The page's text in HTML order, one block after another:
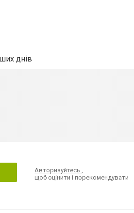
днів
Авторизуйтесь
щоб оцінити і порекомендувати